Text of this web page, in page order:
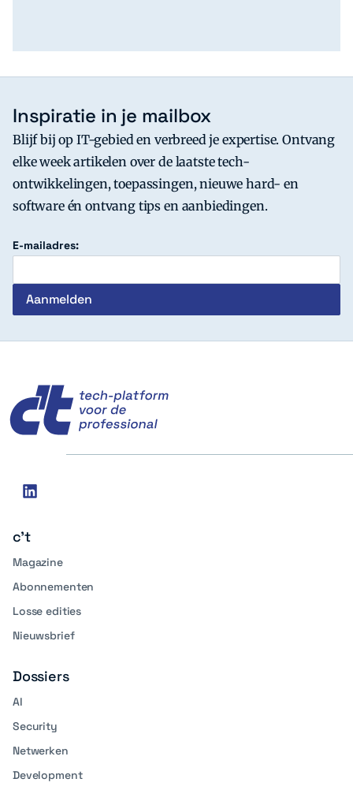
Inspiratie in je mailbox
Blijf bij op IT-gebied en verbreed je expertise. Ontvang
elke week artikelen over de laatste tech-
ontwikkelingen, toepassingen, nieuwe hard- en
software én ontvang tips en aanbiedingen.
E-mailadres:
Social
linkedin
c't
Magazine
Abonnementen
Losse edities
Nieuwsbrief
Dossiers
AI
Security
Netwerken
Development